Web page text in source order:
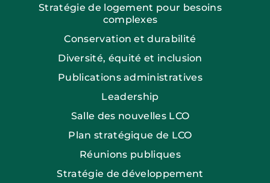
Stratégie de logement pour besoins
complexes
Conservation et durabilité
Diversité, équité et inclusion
Publications administratives
Leadership
Salle des nouvelles LCO
Plan stratégique de LCO
Réunions publiques
Stratégie de développement